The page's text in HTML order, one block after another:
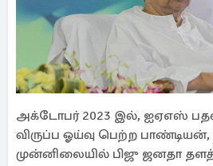
அக்டோபர் 2023 இல், ஐஏஎஸ்
விருப்ப ஓய்வு பெற்ற
முன்னிலையில் பிஜு ஜனதா